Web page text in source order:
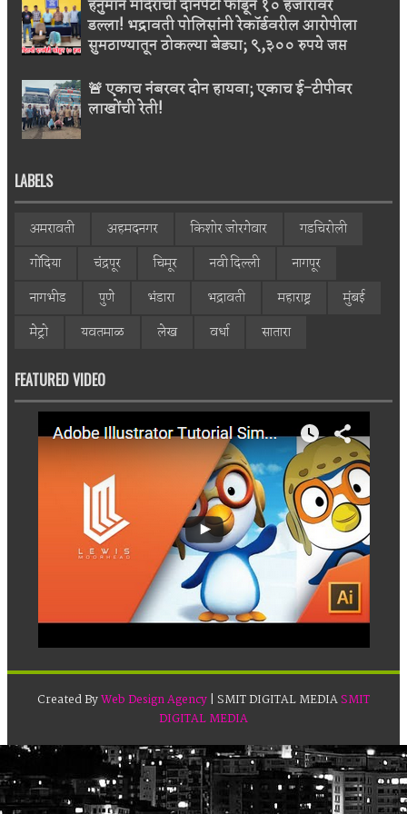
हनुमान मंदिराची दानपेटी फोडून १० हजारांवर
डल्ला! भद्रावती पोलिसांनी रेकॉर्डवरील आरोपीला
सुमठाण्यातून ठोकल्या बेड्या; ९,३०० रुपये जप्त
🚨 एकाच नंबरवर दोन हायवा; एकाच ई-टीपीवर
लाखोंची रेती!
LABELS
अमरावती अहमदनगर किशोर जोरगेवार
गडचिरोली
गोंदिया
चंद्रपूर चिमूर नवी दिल्ली
नागपूर
नागभीड
पुणे भंडारा भद्रावती महाराष्ट्र
मुंबई
मेट्रो
यवतमाळ लेख वर्धा सातारा
FEATURED VIDEO
Created ByWeb Design Agency| SMIT DIGITAL MEDIASMIT
DIGITAL MEDIA